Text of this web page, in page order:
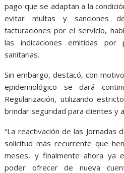
pago que se adaptan a la
evitar multas y sanciones
facturaciones por el servicio,
las indicaciones emitidas
sanitarias.
Sin embargo, destacó, con
epidemiológico se dará
Regularización, utilizando
brindar seguridad para clientes y
“La reactivación de las Jornadas
solicitud más recurrente que
meses, y finalmente ahora ya
poder ofrecer de nueva